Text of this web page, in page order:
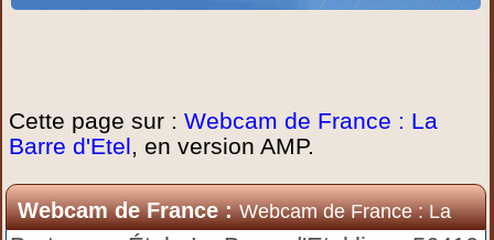
Cette page sur :Webcam de France : La
Barre d'Etel, en version AMP.
Webcam de France :Webcam de France : La